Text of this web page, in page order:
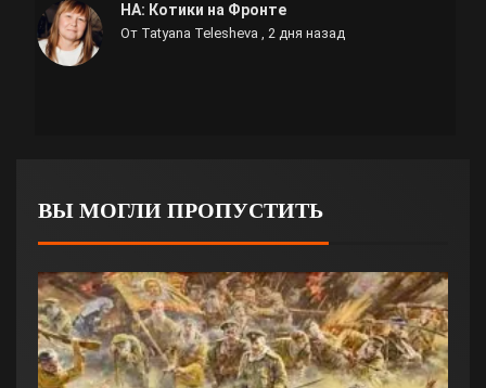
НА: Котики на Фронте
От Tatyana Telesheva , 2 дня назад
ВЫ МОГЛИ ПРОПУСТИТЬ